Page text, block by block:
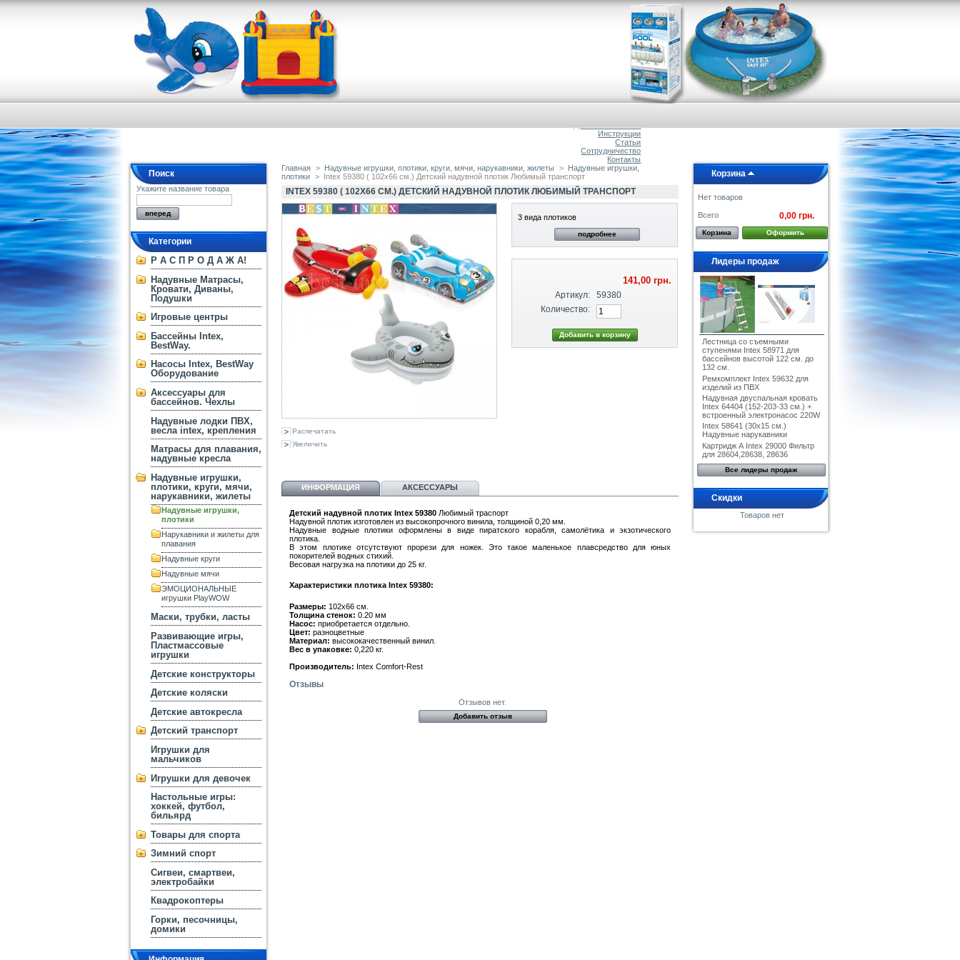
Инструкции
Статьи
Сотрудничество
Контакты
Поиск
Укажите название товара
Категории
Р А С П Р О Д А Ж А!
Надувные Матрасы,
Кровати, Диваны,
Подушки
Игровые центры
Бассейны Intex,
BestWay.
Насосы Intex, BestWay
Оборудование
Аксессуары для
бассейнов. Чехлы
Надувные лодки ПВХ,
весла intex, крепления
Матрасы для плавания,
надувные кресла
Надувные игрушки,
плотики, круги, мячи,
нарукавники, жилеты
Надувные игрушки,
плотики
Нарукавники и жилеты для
плавания
Надувные круги
Надувные мячи
ЭМОЦИОНАЛЬНЫЕ
игрушки PlayWOW
Маски, трубки, ласты
Развивающие игры,
Пластмассовые
игрушки
Детские конструкторы
Детские коляски
Детские автокресла
Детский транспорт
Игрушки для
мальчиков
Игрушки для девочек
Настольные игры:
хоккей, футбол,
бильярд
Товары для спорта
Зимний спорт
Сигвеи, смартвеи,
электробайки
Квадрокоптеры
Горки, песочницы,
домики
Главная > Надувные игрушки, плотики, круги, мячи, нарукавники, жилеты >
Надувные игрушки,
плотики > Intex 59380 ( 102х66 см.) Детский надувной плотик Любимый транспорт
INTEX 59380 ( 102Х66 СМ.) ДЕТСКИЙ НАДУВНОЙ ПЛОТИК ЛЮБИМЫЙ ТРАНСПОРТ
Распечатать
Увеличить
3 вида плотиков
подробнее
141,00 грн.
Артикул:
59380
Количество:
ИНФОРМАЦИЯ АКСЕССУАРЫ
Детский надувной плотик Intex 59380 Любимый траспорт
Надувной плотик изготовлен из высокопрочного винила, толщиной 0,20 мм.
Надувные водные плотики оформлены в виде пиратского корабля, самолётика и экзотического
плотика.
В этом плотике отсутствуют прорези для ножек. Это такое маленькое плавсредство для юных
покорителей водных стихий.
Весовая нагрузка на плотики до 25 кг.
Характеристики плотика Intex 59380:
Размеры: 102х66 см.
Толщина стенок: 0.20 мм
Насос: приобретается отдельно.
Цвет: разноцветные
Материал: высококачественный винил.
Вес в упаковке: 0,220 кг.
Производитель: Intex Comfort-Rest
Отзывы
Отзывов нет.
Корзина
Нет товаров
Всего 0,00 грн.
Корзина Оформить
Лидеры продаж
Лестница со съемными
ступенями Intex 58971 для
бассейнов высотой 122 см. до
132 см.
Ремкомплект Intex 59632 для
изделий из ПВХ
Надувная двуспальная кровать
Intex 64404 (152-203-33 см.) +
встроенный электронасос 220W
Intex 58641 (30x15 см.)
Надувные нарукавники
Картридж А Intex 29000 Фильтр
для 28604,28638, 28636
Все лидеры продаж
Скидки
Товаров нет